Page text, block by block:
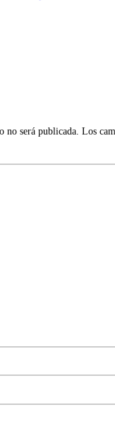
no será publicada. Los